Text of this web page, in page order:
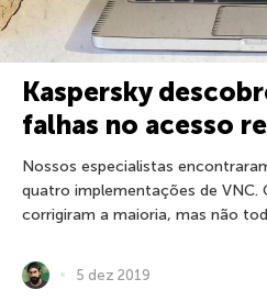
Kaspersky
falhas no acesso
Nossos especialistas
quatro implementações de VNC.
corrigiram a maioria, mas não
5 dez 2019